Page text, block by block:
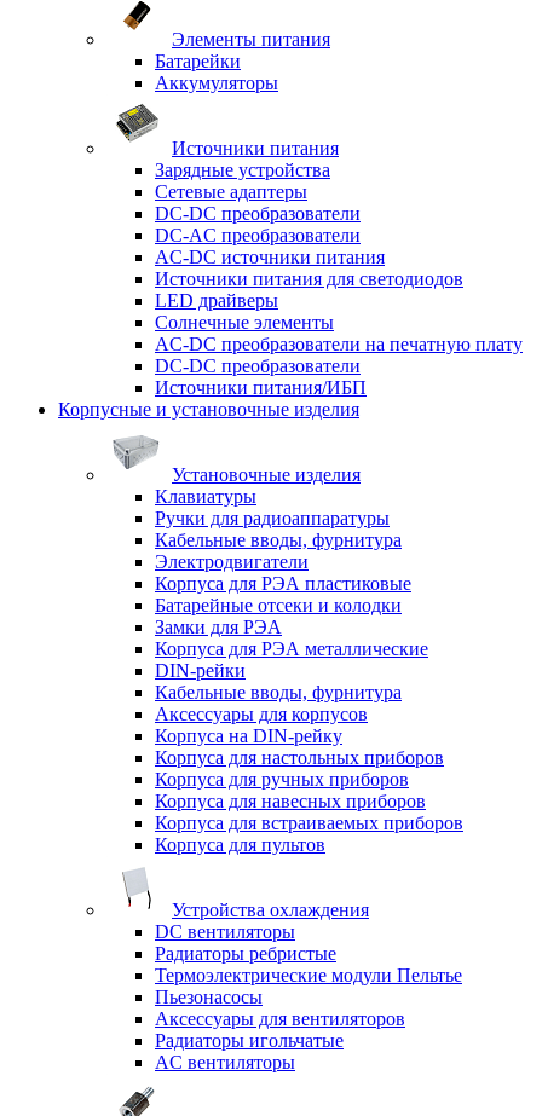
Элементы питания
Батарейки
Аккумуляторы
Источники питания
Зарядные устройства
Сетевые адаптеры
DC-DC преобразователи
DC-AC преобразователи
AC-DC источники питания
Источники питания для светодиодов
LED драйверы
Солнечные элементы
AC-DC преобразователи на печатную плату
DC-DC преобразователи
Источники питания/ИБП
Корпусные и установочные изделия
Установочные изделия
Клавиатуры
Ручки для радиоаппаратуры
Кабельные вводы, фурнитура
Электродвигатели
Корпуса для РЭА пластиковые
Батарейные отсеки и колодки
Замки для РЭА
Корпуса для РЭА металлические
DIN-рейки
Кабельные вводы, фурнитура
Аксессуары для корпусов
Корпуса на DIN-рейку
Корпуса для настольных приборов
Корпуса для ручных приборов
Корпуса для навесных приборов
Корпуса для встраиваемых приборов
Корпуса для пультов
Устройства охлаждения
DC вентиляторы
Радиаторы ребристые
Термоэлектрические модули Пельтье
Пьезонасосы
Аксессуары для вентиляторов
Радиаторы игольчатые
AC вентиляторы